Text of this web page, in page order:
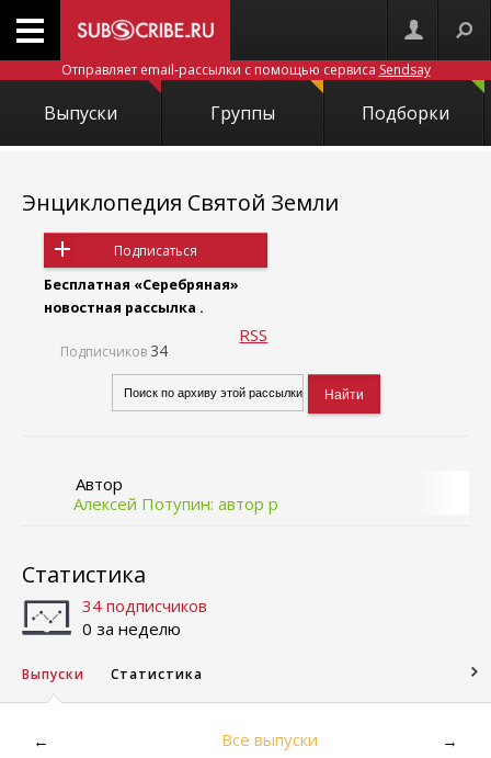
Отправляет email-рассылки с помощью сервиса Sendsay
Выпуски Группы Подборки
Энциклопедия Святой Земли
Подписаться
Бесплатная «Серебряная»
новостная рассылка .
Подписчиков 34
RSS
Автор
Алексей Потупин: автор р
Статистика
34 подписчиков
0 за неделю
Выпуски Статистика
← Все выпуски →